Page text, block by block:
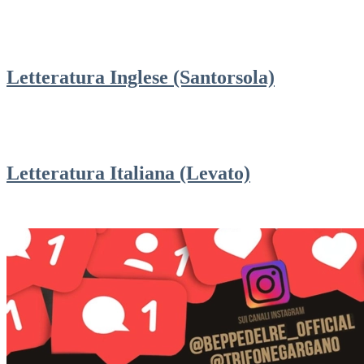
Letteratura Inglese (Santorsola)
Letteratura Italiana (Levato)